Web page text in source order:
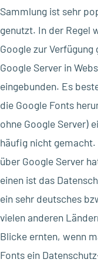
Sammlung ist sehr
genutzt. In der Regel
Google zur
Google Server in
eingebunden. Es
die Google Fonts
ohne Google Server)
häufig nicht gemacht.
über Google Server
einen ist das
ein sehr deutsches
vielen anderen
Blicke ernten, wenn
Fonts ein